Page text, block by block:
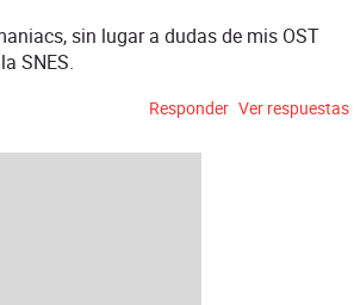
sin lugar a dudas de mis OST
SNES.
Responder Ver respuestas